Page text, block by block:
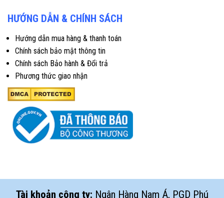
HƯỚNG DẪN & CHÍNH SÁCH
Hướng dẫn mua hàng & thanh toán
Chính sách bảo mật thông tin
Chính sách Bảo hành & Đổi trả
Phương thức giao nhận
Tài khoản công ty: Ngân Hàng Nam Á, PGD Phú